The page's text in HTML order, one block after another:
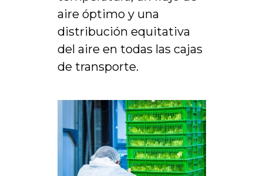
aire óptimo y una
distribución equitativa
del aire en todas las cajas
de transporte.